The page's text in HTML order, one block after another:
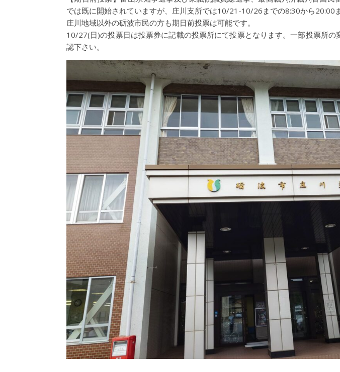
では既に開始されていますが、庄川支所では10/21-10/26までの8:30から20:00
庄川地域以外の砺波市民の方も期日前投票は可能です。
10/27(日)の投票日は投票券に記載の投票所にて投票となります。一部投票所の
認下さい。